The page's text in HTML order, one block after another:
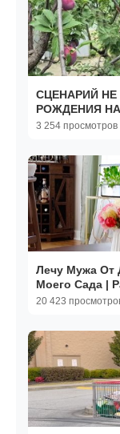
СЦЕНАРИЙ
РОЖДЕНИЯ
3 254 просмотров
Лечу Мужа От
Моего Сада |
Heghineh
20 423